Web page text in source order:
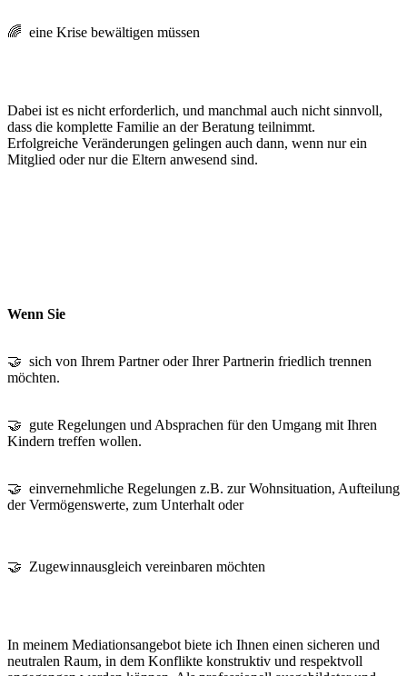
🌈 eine Krise bewältigen müssen
Dabei ist es nicht erforderlich, und manchmal auch nicht sinnvoll,
dass die komplette Familie an der Beratung teilnimmt.
Erfolgreiche Veränderungen gelingen auch dann, wenn nur ein
Mitglied oder nur die Eltern anwesend sind.
Wenn Sie
🤝 sich von Ihrem Partner oder Ihrer Partnerin friedlich trennen
möchten.
🤝 gute Regelungen und Absprachen für den Umgang mit Ihren
Kindern treffen wollen.
🤝 einvernehmliche Regelungen z.B. zur Wohnsituation, Aufteilung
der Vermögenswerte, zum Unterhalt oder
🤝 Zugewinnausgleich vereinbaren möchten
In meinem Mediationsangebot biete ich Ihnen einen sicheren und
neutralen Raum, in dem Konflikte konstruktiv und respektvoll